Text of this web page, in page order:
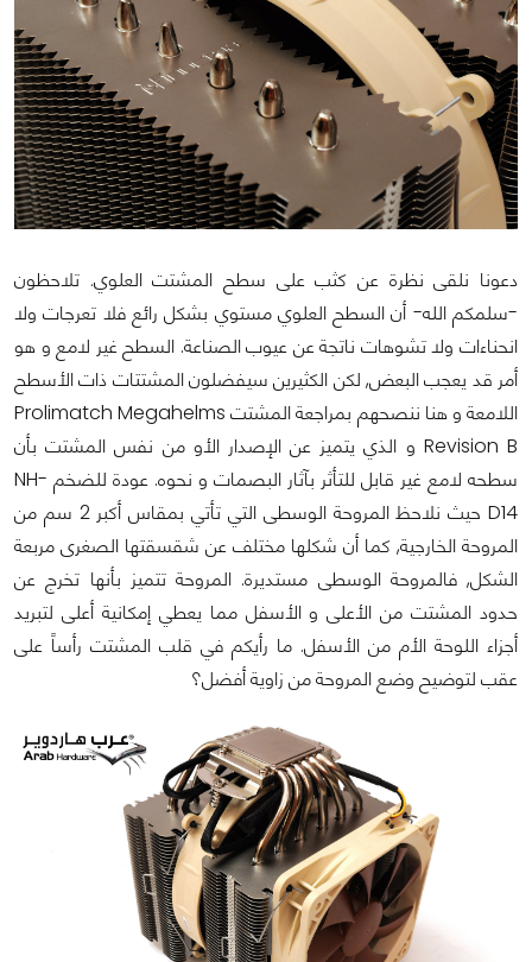
دعونا نلقى نظرة عن كثب على سطح المشتت العلوي. تلاحظون
-سلمكم الله- أن السطح العلوي مستوي بشكل رائع فلا تعرجات ولا
انحناءات ولا تشوهات ناتجة عن عيوب الصناعة. السطح غير لامع و هو
أمر قد يعجب البعض, لكن الكثيرين سيفضلون المشتتات ذات الأسطح
اللامعة و هنا ننصحهم بمراجعة المشتت Prolimatch Megahelms
Revision B و الذي يتميز عن الإصدار الأو من نفس المشتت بأن
سطحه لامع غير قابل للتأثر بآثار البصمات و نحوه. عودة للضخم NH-
D14 حيث نلاحظ المروحة الوسطى التي تأتي بمقاس أكبر 2 سم من
المروحة الخارجية, كما أن شكلها مختلف عن شقسقتها الصغرى مربعة
الشكل, فالمروحة الوسطى مستديرة. المروحة تتميز بأنها تخرج عن
حدود المشتت من الأعلى و الأسفل مما يعطي إمكانية أعلى لتبريد
أجزاء اللوحة الأم من الأسفل. ما رأيكم في قلب المشتت رأساً على
عقب لتوضيح وضع المروحة من زاوية أفضل؟